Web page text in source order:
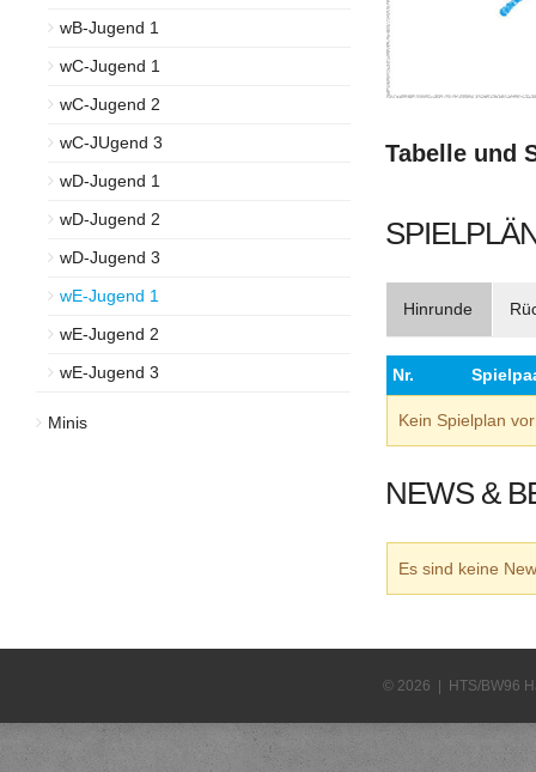
wB-Jugend 1
wC-Jugend 1
wC-Jugend 2
wC-JUgend 3
wD-Jugend 1
wD-Jugend 2
wD-Jugend 3
wE-Jugend 1
wE-Jugend 2
wE-Jugend 3
Minis
Tabelle und
Hinrunde
Nr.
Kein Spielplan
NEWS &
Es sind keine
© 2026 | HTS/BW96